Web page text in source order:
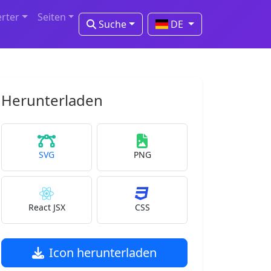
Seiten
Suche DE
Herunterladen
SVG PNG
React JSX CSS
Icon herunterladen